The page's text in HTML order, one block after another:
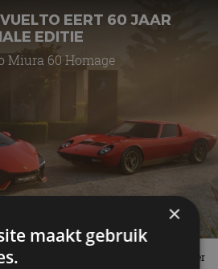
EERT 60 JAAR
EDITIE
Miura 60 Homage
Fenomeno Roadster: open tweezitter
×
maakt gebruik